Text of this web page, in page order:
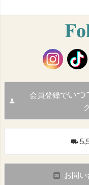
会員登録でいつ
お問